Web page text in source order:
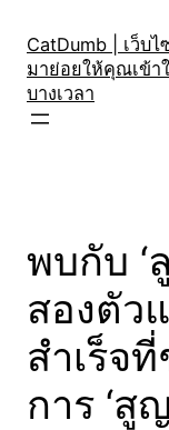
content
CatDumb | เว็บ
มาย่อยให้คุณเข้า
บางเวลา
พบกับ ‘
สองตัว
สำเร็จ
การ ‘สู